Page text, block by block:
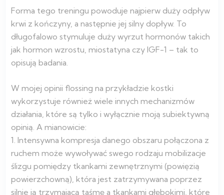
Forma tego treningu powoduje najpierw duży odpływ
krwi z kończyny, a następnie jej silny dopływ. To
długofalowo stymuluje duży wyrzut hormonów takich
jak hormon wzrostu, miostatyna czy IGF-1 – tak to
opisują badania.
W mojej opinii flossing na przykładzie kostki
wykorzystuje również wiele innych mechanizmów
działania, które są tylko i wyłącznie moją subiektywną
opinią. A mianowicie:
1. Intensywna kompresja danego obszaru połączona z
ruchem może wywoływać swego rodzaju mobilizacje
ślizgu pomiędzy tkankami zewnętrznymi (powięzią
powierzchowną), która jest zatrzymywana poprzez
silnie ją trzymajacą taśmę a tkankami głębokimi, które